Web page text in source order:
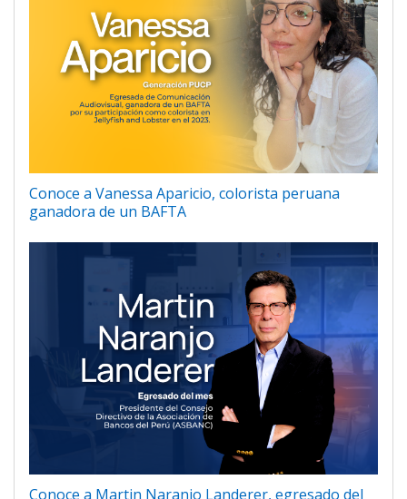
Conoce a Vanessa Aparicio, colorista peruana
ganadora de un BAFTA
Conoce a Martin Naranjo Landerer, egresado del